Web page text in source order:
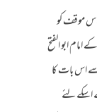
موقف کو
ابو الفتح
اس بات کا
لئے